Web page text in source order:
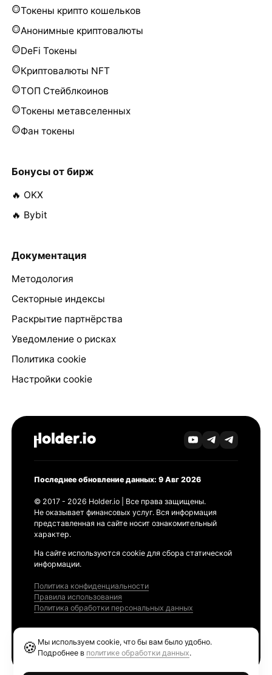
Токены крипто кошельков
Анонимные криптовалюты
DeFi Токены
Криптовалюты NFT
ТОП Стейблкоинов
Токены метавселенных
Фан токены
Бонусы от бирж
🔥 OKX
🔥 Bybit
Документация
Методология
Секторные индексы
Раскрытие партнёрства
Уведомление о рисках
Политика cookie
Настройки cookie
Последнее обновление данных: 9 Авг 2026
© 2017 - 2026 Holder.io | Все права защищены.
Не оказывает финансовых услуг. Вся информация
представленная на сайте носит ознакомительный
характер.
На сайте используются cookie для сбора статической
информации.
Политика конфиденциальности
Правила использования
Политика обработки персональных данных
🍪 Мы используем cookie, что бы вам было удобно.
Подробнее в политике обработки данных.
Ethereum GAS Tracker